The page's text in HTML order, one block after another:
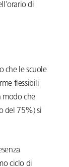
di
che le scuole
flessibili
modo che
del 75%) si
ciclo di